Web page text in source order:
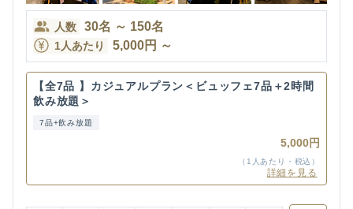
人数 30名 ～ 150名
1人あたり 5,000円 ～
【全7品 】カジュアルプラン＜ビュッフェ7品＋2時間
飲み放題＞
7品+飲み放題
5,000円
（1人あたり・税込）
詳細を見る